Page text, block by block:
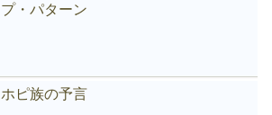
プ・パターン
ホピ族の予言